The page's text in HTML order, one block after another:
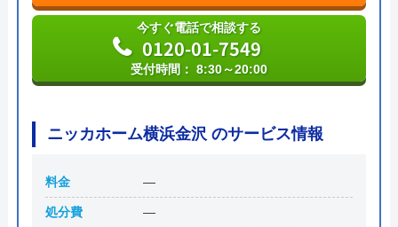
今すぐ電話で相談する
0120-01-7549
受付時間： 8:30～20:00
ニッカホーム横浜金沢 のサービス情報
料金 ―
処分費 ―